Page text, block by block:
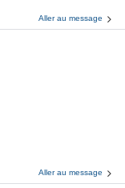
Aller au message
Aller au message